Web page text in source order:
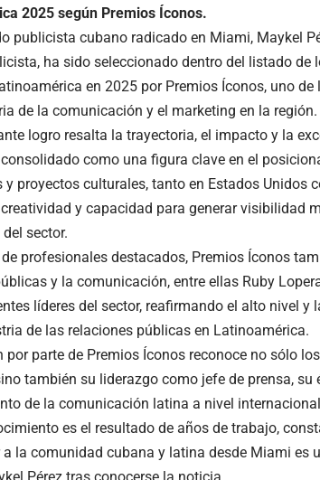
2025 según Premios Íconos.
publicista cubano radicado en Miami, Maykel
ha sido seleccionado dentro del listado de
en 2025 por Premios Íconos, uno
de la comunicación y el marketing en la región.
logro resalta la trayectoria, el impacto y la
como una figura clave en el
y proyectos culturales, tanto en Estados Unidos
y capacidad para generar visibilidad
sector.
de profesionales destacados, Premios Íconos
y la comunicación, entre ellas Ruby
líderes del sector, reafirmando el alto nivel y
de las relaciones públicas en Latinoamérica.
por parte de Premios Íconos reconoce no sólo
también su liderazgo como jefe de prensa,
de la comunicación latina a nivel
es el resultado de años de trabajo,
a la comunidad cubana y latina desde Miami es
Pérez tras conocerse la noticia.